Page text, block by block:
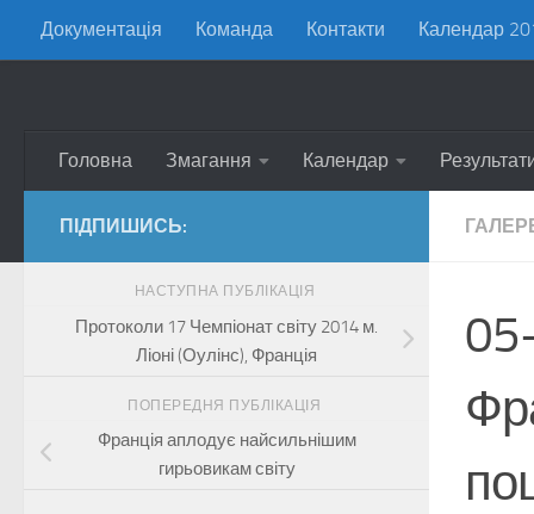
Skip to content
Документація Команда Контакти Календар
Головна Змагання Календар
ПІДПИШИСЬ:
НАСТУПНА ПУБЛІКАЦІЯ
Протоколи 17 Чемпіонат світу 2014 м.
Ліоні (Оулінс), Франція
ПОПЕРЕДНЯ ПУБЛІКАЦІЯ
Франція аплодує найсильнішим
гирьовикам світу